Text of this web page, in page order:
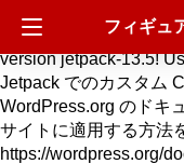
Deprecated
: Hook
version jetpack-13.5!
Jetpack でのカスタム
WordPress.org のドキ
サイトに適用する方法
https://wordpress.org/
フィギュ